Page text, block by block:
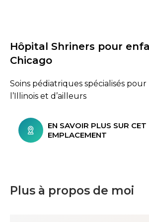
Hôpital Shriners pour
Chicago
Soins pédiatriques spécialisés
l’Illinois et d’ailleurs
EN SAVOIR PLUS SUR CET
EMPLACEMENT
Plus à propos de moi